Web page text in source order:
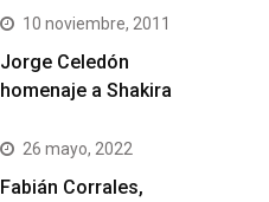
10 noviembre, 2011
Jorge Celedón
homenaje a Shakira
26 mayo, 2022
Fabián Corrales,